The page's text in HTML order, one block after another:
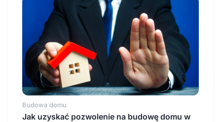
Budowa domu
Jak uzyskać pozwolenie na budowę domu w